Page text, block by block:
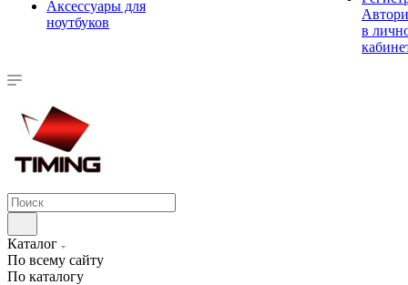
Аксессуары для
ноутбуков
в
Каталог
По всему сайту
По каталогу